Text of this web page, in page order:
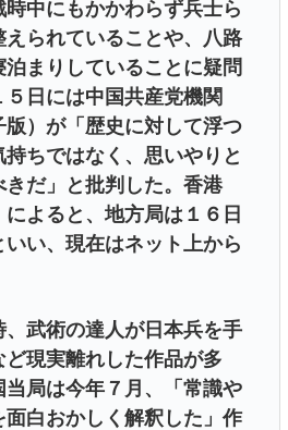
中にもかかわらず兵士ら
られていることや、八路
まりしていることに疑問
日には中国共産党機関
）が「歴史に対して浮つ
ちではなく、思いやりと
だ」と批判した。香港
よると、地方局は１６日
い、現在はネット上から
武術の達人が日本兵を手
現実離れした作品が多
局は今年７月、「常識や
白おかしく解釈した」作